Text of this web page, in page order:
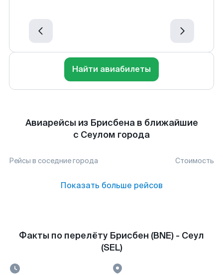
Найти авиабилеты
Авиарейсы из Брисбена в ближайшие
с Сеулом города
Рейсы в соседние города Стоимость
Показать больше рейсов
Факты по перелёту Брисбен (BNE) - Сеул
(SEL)